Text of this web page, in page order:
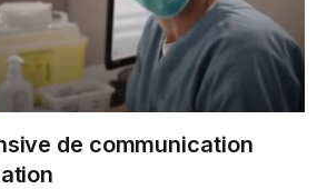
de communication